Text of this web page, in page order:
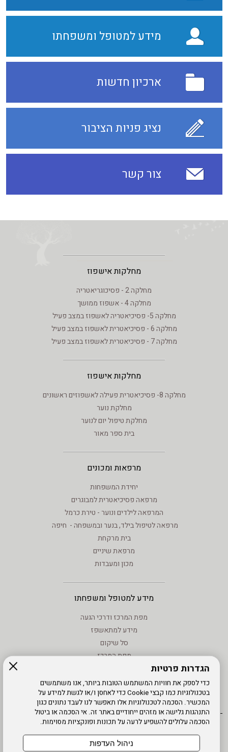
הגדרות פרטיות
כדי לספק את חוויות המשתמש הטובות ביותר, אנו משתמשים
בטכנולוגיות כמו קבצי Cookie כדי לאחסן ו/או לגשת למידע על
המכשיר. הסכמה לטכנולוגיות אלו תאפשר לנו לעבד נתונים כגון
התנהגות גלישה או מזהים ייחודיים באתר זה. אי הסכמה או ביטול
הסכמה עלולים להשפיע לרעה על תכונות ופונקציות מסוימות.
ניהול העדפות
מידע למטופל ומשפחתו
ארכיון חדשות
נציג פניות הציבור
צור קשר
מחלקות אישפוז
מחלקה 2 - פסיכוגריאטריה
מחלקה 4 - אשפוז ממושך
מחלקה 5- פסיכיאטריה לאשפוז במצב פעיל
מחלקה 6 - פסיכיאטרית לאשפוז במצב פעיל
מחלקה 7 - פסיכיאטרית לאשפוז במצב פעיל
מחלקות אישפוז
מחלקה 8- פסיכיאטרית פעילה לאשפוזים ראשונים
מחלקת נוער
מחלקת טיפול יום לנוער
בית ספר מאור
מרפאות ומכונים
יחידת המשפחות
מרפאה פסיכיאטרית למבוגרים
המרפאה לילדים ונוער - טירת כרמל
מרפאה לטיפול בילד, בנער ובמשפחה - חיפה
בית מרקחת
מרפאת שיניים
מכון ומעבדות
מידע למטופל ומשפחתו
מפת המרכז ודרכי הגעה
מידע למתאשפז
סל שיקום
מפת המרכז
טיפול בנזעי חשמל
מידע שימוש - קישורים לאתרים
מפת אתר
הרשמה